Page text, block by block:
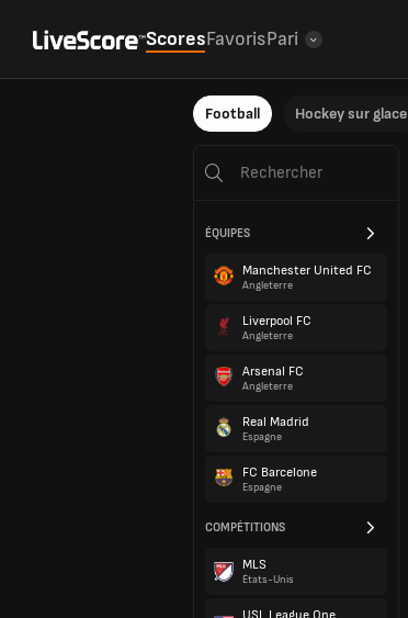
ScoresFavorisPari
Football Hockey sur glace
ÉQUIPES
Manchester United FC
Angleterre
Liverpool FC
Angleterre
Arsenal FC
Angleterre
Real Madrid
Espagne
FC Barcelone
Espagne
COMPÉTITIONS
MLS
États-Unis